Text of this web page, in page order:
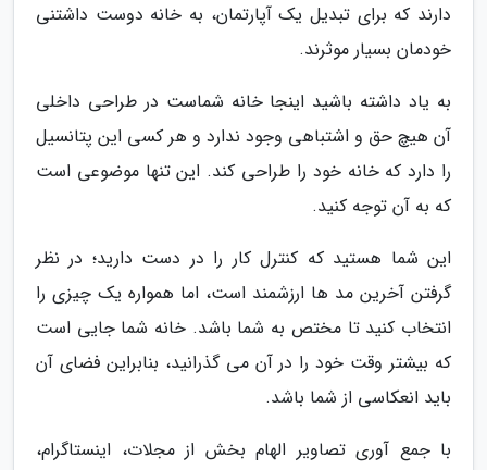
دارند که برای تبدیل یک آپارتمان، به خانه دوست داشتنی
خودمان بسیار موثرند.
به یاد داشته باشید اینجا خانه شماست در طراحی داخلی
آن هیچ حق و اشتباهی وجود ندارد و هر کسی این پتانسیل
را دارد که خانه خود را طراحی کند. این تنها موضوعی است
که به آن توجه کنید.
این شما هستید که کنترل کار را در دست دارید؛ در نظر
گرفتن آخرین مد ها ارزشمند است، اما همواره یک چیزی را
انتخاب کنید تا مختص به شما باشد. خانه شما جایی است
که بیشتر وقت خود را در آن می گذرانید، بنابراین فضای آن
باید انعکاسی از شما باشد.
با جمع آوری تصاویر الهام بخش از مجلات، اینستاگرام،